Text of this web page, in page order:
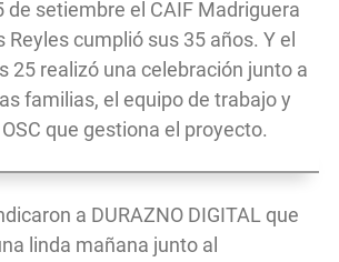
de setiembre el CAIF Madriguera
Reyles cumplió sus 35 años. Y el
25 realizó una celebración junto a
familias, el equipo de trabajo y
que gestiona el proyecto.
a DURAZNO DIGITAL que
linda mañana junto al